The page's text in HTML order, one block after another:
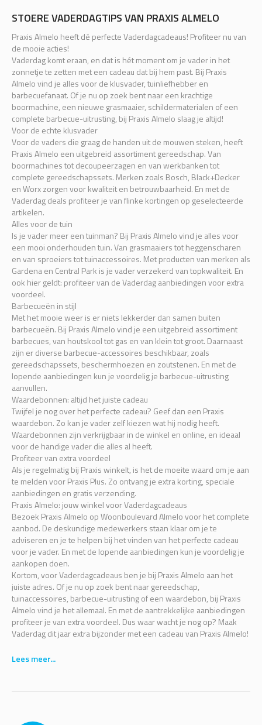
STOERE VADERDAGTIPS VAN PRAXIS ALMELO
Praxis Almelo heeft dé perfecte Vaderdagcadeaus! Profiteer nu van
de mooie acties!
Vaderdag komt eraan, en dat is hét moment om je vader in het
zonnetje te zetten met een cadeau dat bij hem past. Bij Praxis
Almelo vind je alles voor de klusvader, tuinliefhebber en
barbecuefanaat. Of je nu op zoek bent naar een krachtige
boormachine, een nieuwe grasmaaier, schildermaterialen of een
complete barbecue-uitrusting, bij Praxis Almelo slaag je altijd!
Voor de echte klusvader
Voor de vaders die graag de handen uit de mouwen steken, heeft
Praxis Almelo een uitgebreid assortiment gereedschap. Van
boormachines tot decoupeerzagen en van werkbanken tot
complete gereedschapssets. Merken zoals Bosch, Black+Decker
en Worx zorgen voor kwaliteit en betrouwbaarheid. En met de
Vaderdag deals profiteer je van flinke kortingen op geselecteerde
artikelen.
Alles voor de tuin
Is je vader meer een tuinman? Bij Praxis Almelo vind je alles voor
een mooi onderhouden tuin. Van grasmaaiers tot heggenscharen
en van sproeiers tot tuinaccessoires. Met producten van merken als
Gardena en Central Park is je vader verzekerd van topkwaliteit. En
ook hier geldt: profiteer van de Vaderdag aanbiedingen voor extra
voordeel.
Barbecueën in stijl
Met het mooie weer is er niets lekkerder dan samen buiten
barbecueën. Bij Praxis Almelo vind je een uitgebreid assortiment
barbecues, van houtskool tot gas en van klein tot groot. Daarnaast
zijn er diverse barbecue-accessoires beschikbaar, zoals
gereedschapssets, beschermhoezen en zoutstenen. En met de
lopende aanbiedingen kun je voordelig je barbecue-uitrusting
aanvullen.
Waardebonnen: altijd het juiste cadeau
Twijfel je nog over het perfecte cadeau? Geef dan een Praxis
waardebon. Zo kan je vader zelf kiezen wat hij nodig heeft.
Waardebonnen zijn verkrijgbaar in de winkel en online, en ideaal
voor de handige vader die alles al heeft.
Profiteer van extra voordeel
Als je regelmatig bij Praxis winkelt, is het de moeite waard om je aan
te melden voor Praxis Plus. Zo ontvang je extra korting, speciale
aanbiedingen en gratis verzending.
Praxis Almelo: jouw winkel voor Vaderdagcadeaus
Bezoek Praxis Almelo op Woonboulevard Almelo voor het complete
aanbod. De deskundige medewerkers staan klaar om je te
adviseren en je te helpen bij het vinden van het perfecte cadeau
voor je vader. En met de lopende aanbiedingen kun je voordelig je
aankopen doen.
Kortom, voor Vaderdagcadeaus ben je bij Praxis Almelo aan het
juiste adres. Of je nu op zoek bent naar gereedschap,
tuinaccessoires, barbecue-uitrusting of een waardebon, bij Praxis
Almelo vind je het allemaal. En met de aantrekkelijke aanbiedingen
profiteer je van extra voordeel. Dus waar wacht je nog op? Maak
Vaderdag dit jaar extra bijzonder met een cadeau van Praxis Almelo!
Lees meer...